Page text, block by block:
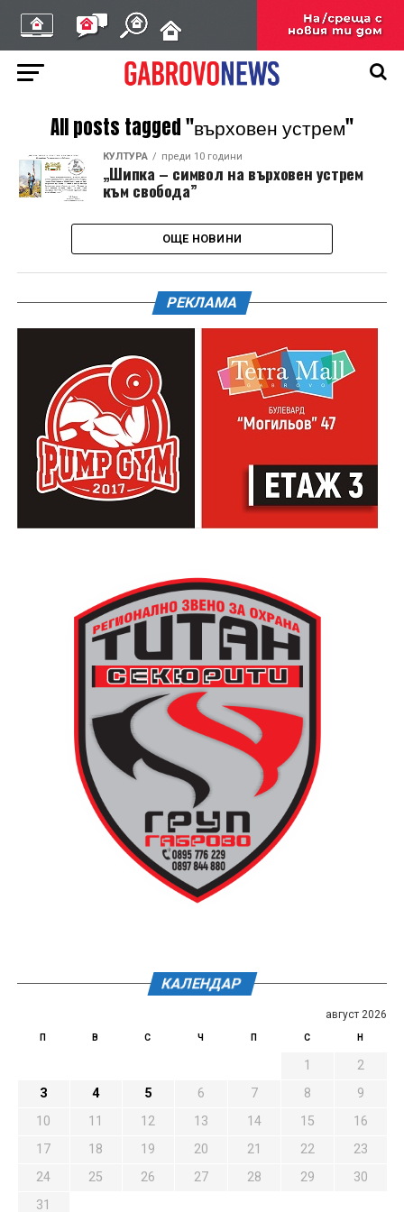
All posts tagged "върховен устрем"
КУЛТУРА преди 10 години
„Шипка – символ на върховен устрем
към свобода”
ОЩЕ НОВИНИ
РЕКЛАМА
КАЛЕНДАР
август 2026
П В С Ч П С Н
1
2
3
4 5 6 7 8
9
10
11 12 13 14 15
16
17
18 19 20 21 22
23
24
25 26 27 28 29
30
31